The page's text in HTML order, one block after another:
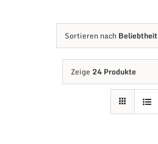
Sortieren nach Beliebtheit
Zeige 24 Produkte